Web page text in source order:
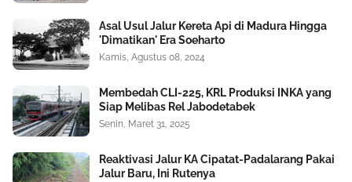
Asal Usul Jalur Kereta Api di Madura Hingga
'Dimatikan' Era Soeharto
Kamis, Agustus 08, 2024
Membedah CLI-225, KRL Produksi INKA yang
Siap Melibas Rel Jabodetabek
Senin, Maret 31, 2025
Reaktivasi Jalur KA Cipatat-Padalarang Pakai
Jalur Baru, Ini Rutenya